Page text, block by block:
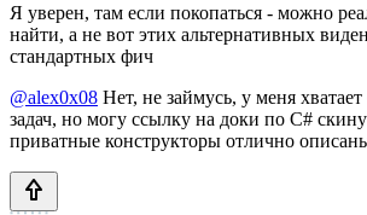
Я уверен, там если покопаться - можно
найти, а не вот этих альтернативных
стандартных фич
@alex0x08 Нет, не займусь, у меня
задач, но могу ссылку на доки по C#
приватные конструкторы отлично